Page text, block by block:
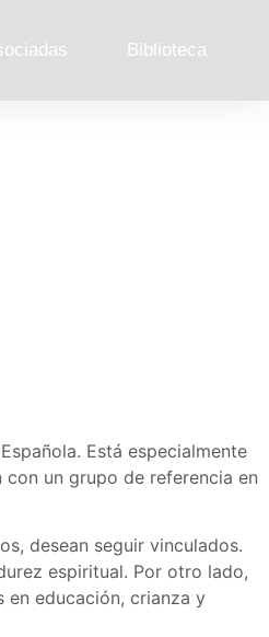
Biblioteca
Está especialmente
un grupo de referencia en
desean seguir vinculados.
espiritual. Por otro lado,
educación, crianza y